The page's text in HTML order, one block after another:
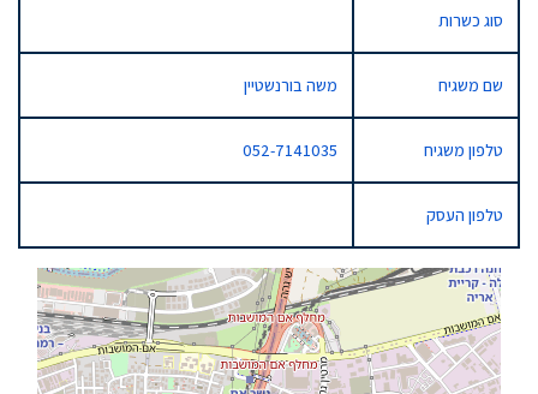
סוג כשרות
שם משגיח משה בורנשטיין
טלפון משגיח 052-7141035
טלפון העסק